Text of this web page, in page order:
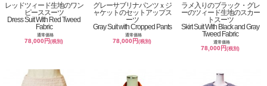
レッドツィード生地のワン
ピーススーツ
Dress Suit With Red Tweed
Fabric
通常価格
78,000円(税別)
グレーサブリナパンツｘジ
ャケットのセットアップス
ーツ
Gray Suit with Cropped Pants
通常価格
78,000円(税別)
ラメ入りのブラック・グレ
ーのツィード生地のスカー
トスーツ
Skirt Suit With Black and Gray
Tweed Fabric
通常価格
78,000円(税別)